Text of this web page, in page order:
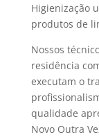
Higienização
produtos de
Nossos
residência
executam o
qualidade
Novo Outra